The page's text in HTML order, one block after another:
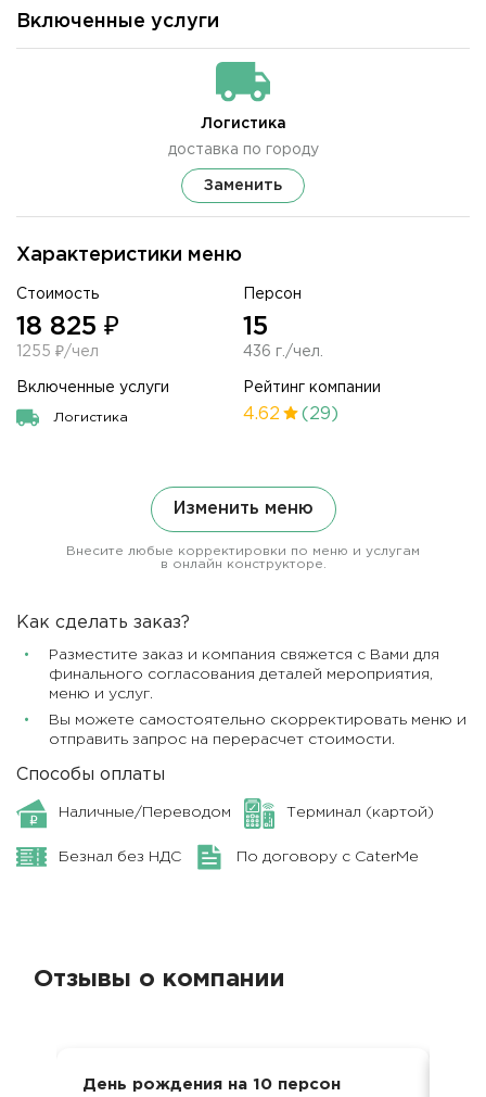
Характеристики меню
Стоимость
18 825 ₽
1255 ₽/чел
Персон
15
436 г./чел.
Включенные услуги
Логистика
Рейтинг компании
4.62 (29)
Изменить меню
Внесите любые корректировки по меню и услугам
в онлайн конструкторе.
Включенные услуги
Логистика
доставка по городу
Заменить
Как сделать заказ?
Разместите заказ и компания свяжется с Вами для
финального согласования деталей мероприятия,
меню и услуг.
Вы можете самостоятельно скорректировать меню и
отправить запрос на перерасчет стоимости.
Способы оплаты
Наличные/Переводом Терминал (картой)
Безнал без НДС По договору с CaterMe
Отзывы о компании
День рождения на 10 персон